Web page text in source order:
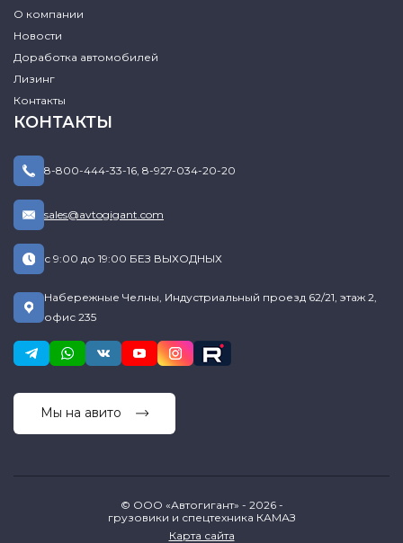
О компании
Новости
Доработка автомобилей
Лизинг
Контакты
КОНТАКТЫ
8-800-444-33-16 8-927-034-20-20
sales@avtogigant.com
с 9:00 до 19:00 БЕЗ ВЫХОДНЫХ
Набережные Челны, Индустриальный проезд 62/21, этаж 2,
офис 235
Мы на авито
© ООО «Автогигант» - 2026 -
грузовики и спецтехника КАМАЗ
Карта сайта